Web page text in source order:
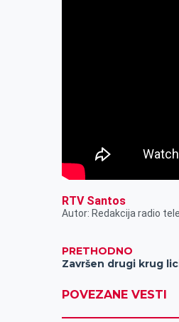
RTV Santos
Autor: Redakcija radio
PRETHODNO
Završen drugi krug
POVEZANE VESTI